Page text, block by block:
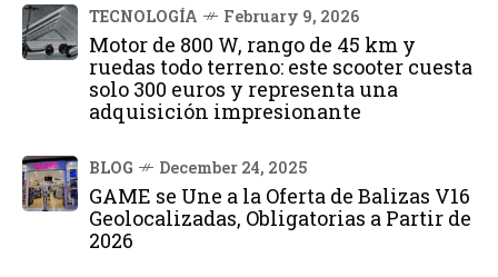
TECNOLOGÍA February 9, 2026
Motor de 800 W, rango de 45 km y
ruedas todo terreno: este scooter cuesta
solo 300 euros y representa una
adquisición impresionante
BLOG December 24, 2025
GAME se Une a la Oferta de Balizas V16
Geolocalizadas, Obligatorias a Partir de
2026